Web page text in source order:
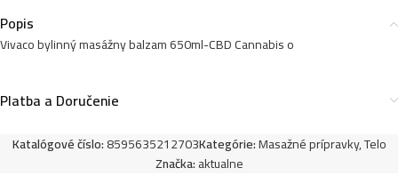
Popis
Vivaco bylinný masážny balzam 650ml-CBD Cannabis o
Platba a Doručenie
Katalógové číslo:8595635212703Kategórie:Masažné prípravky,Telo
Značka:aktualne